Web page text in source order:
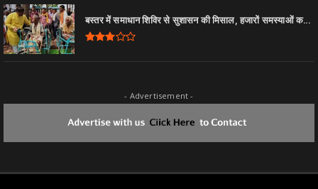
बस्तर में समाधान शिविर से सुशासन की मिसाल, हजारों समस्याओं क...
- Advertisement -